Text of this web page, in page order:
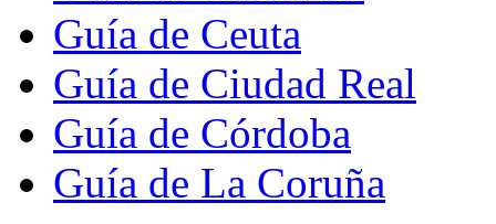
Guía de Ceuta
Guía de Ciudad Real
Guía de Córdoba
Guía de La Coruña